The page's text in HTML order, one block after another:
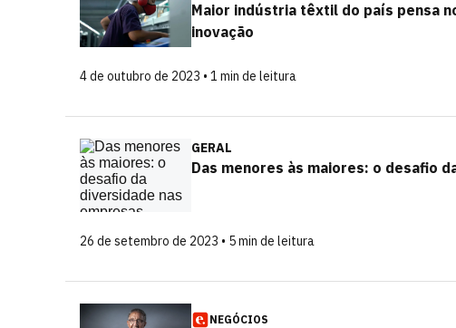
Maior indústria têxtil do país pensa
inovação
4 de outubro de 2023 • 1 min de leitura
GERAL
Das menores às maiores: o desafio
26 de setembro de 2023 • 5 min de leitura
NEGÓCIOS